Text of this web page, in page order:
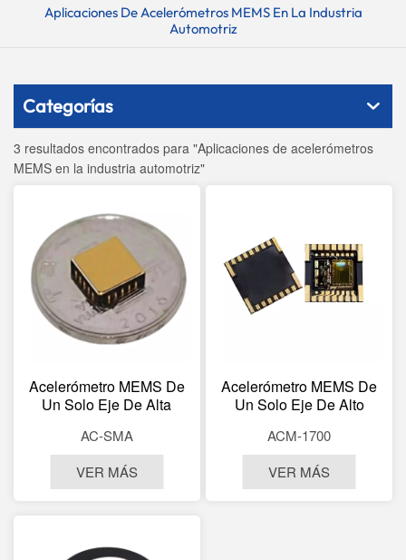
Aplicaciones De Acelerómetros MEMS En La Industria
Automotriz
Categorías
3 resultados encontrados para "Aplicaciones de acelerómetros
MEMS en la industria automotriz"
Acelerómetro MEMS De
Un Solo Eje De Alta
±5g~±50g Alimentación
De 5V Salida Digital SPI /
Analógica Diferencial
AC-SMA
VER MÁS
Acelerómetro MEMS De
Un Solo Eje De Alto
±10 G~±200 G, Con
Salida SPI De 24 Bits Y
Sensor De Temperatura.
ACM-1700
VER MÁS